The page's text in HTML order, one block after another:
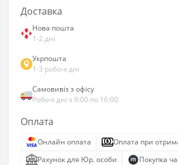
Доставка
Нова пошта
1-2 дні
Укрпошта
1-3 робочі дні
Самовивіз з офісу
Робочі дні з 9:00 по 16:00
Оплата
Онлайн оплата
Оплата при
Рахунок для Юр. особи
Покупка